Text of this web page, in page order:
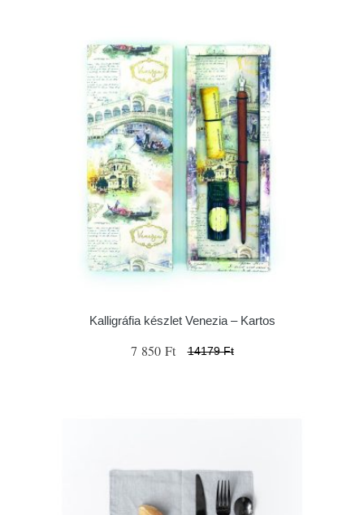
Kalligráfia készlet Venezia – Kartos
7 850 Ft 14179 Ft